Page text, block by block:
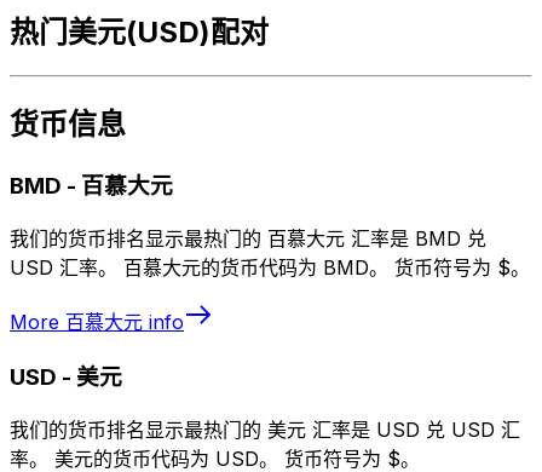
热门美元(USD)配对
货币信息
BMD - 百慕大元
我们的货币排名显示最热门的 百慕大元 汇率是 BMD 兑
USD 汇率。 百慕大元的货币代码为 BMD。 货币符号为 $。
More 百慕大元 info
USD - 美元
我们的货币排名显示最热门的 美元 汇率是 USD 兑 USD 汇
率。 美元的货币代码为 USD。 货币符号为 $。